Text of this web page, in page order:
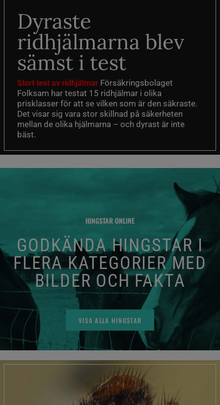
Dyraste
ridhjälmarna blev
sämst i test
Stort test av ridhjälmar Försäkringsbolaget
Folksam har testat 15 ridhjälmar i olika
prisklasser för att se vilken som är den säkraste.
Det visar sig vara stor skillnad på säkerheten
mellan de olika hjälmarna – och dyrast är inte
bäst.
HINGSTAR ONLINE
GODKÄNDA HINGSTAR I
FLERA KATEGORIER MED
BILDER OCH FAKTA
VISA ALLA HINGSTAR